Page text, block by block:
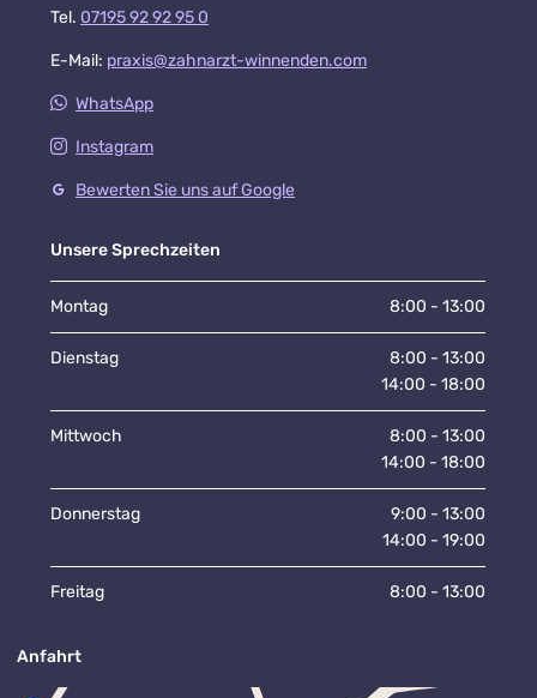
Tel. 07195 92 92 95 0
E-Mail: praxis@zahnarzt-winnenden.com
WhatsApp
Instagram
Bewerten Sie uns auf Google
Unsere Sprechzeiten
Montag 8:00 - 13:00
Dienstag
8:00 - 13:00
14:00 - 18:00
Mittwoch
8:00 - 13:00
14:00 - 18:00
Donnerstag
9:00 - 13:00
14:00 - 19:00
Freitag 8:00 - 13:00
Anfahrt